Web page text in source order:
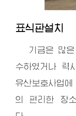
표식판설치
기금은 많은
수하였거나 력
유산보호사업
의 편리한 장